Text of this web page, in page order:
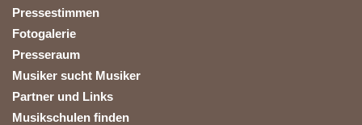
Pressestimmen
Fotogalerie
Presseraum
Musiker sucht Musiker
Partner und Links
Musikschulen finden